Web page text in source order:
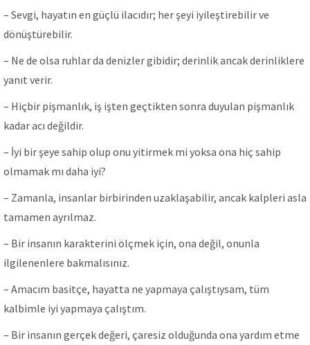
– Sevgi, hayatın en güçlü ilacıdır; her şeyi iyileştirebilir ve
dönüştürebilir.
– Ne de olsa ruhlar da denizler gibidir; derinlik ancak derinliklere
yanıt verir.
– Hiçbir pişmanlık, iş işten geçtikten sonra duyulan pişmanlık
kadar acı değildir.
– İyi bir şeye sahip olup onu yitirmek mi yoksa ona hiç sahip
olmamak mı daha iyi?
– Zamanla, insanlar birbirinden uzaklaşabilir, ancak kalpleri asla
tamamen ayrılmaz.
– Bir insanın karakterini ölçmek için, ona değil, onunla
ilgilenenlere bakmalısınız.
– Amacım basitçe, hayatta ne yapmaya çalıştıysam, tüm
kalbimle iyi yapmaya çalıştım.
– Bir insanın gerçek değeri, çaresiz olduğunda ona yardım etme